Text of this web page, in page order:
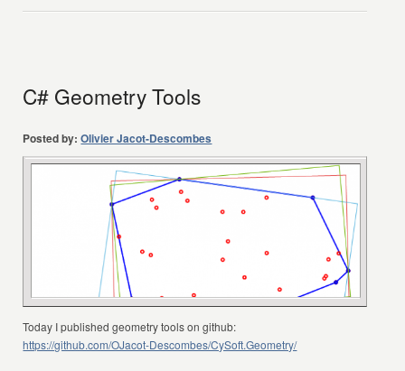
C# Geometry Tools
Posted by: Olivier Jacot-Descombes
Today I published geometry tools on github:
https://github.com/OJacot-Descombes/CySoft.Geometry/